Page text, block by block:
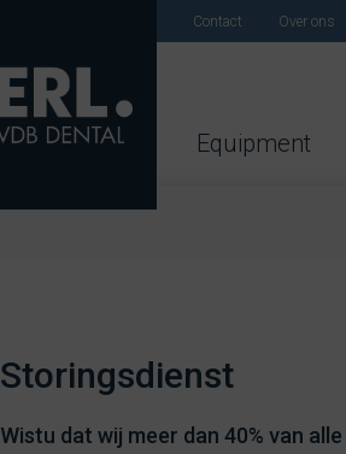
Contact Over ons
Equipment
Storingsdienst
Wistu dat wij meer dan 40% van